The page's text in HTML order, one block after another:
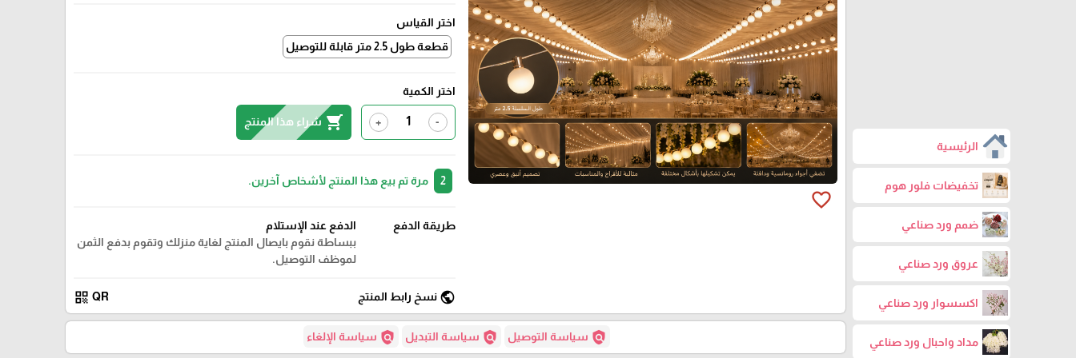
الرئيسية
تخفيضات فلور هوم
ضمم ورد صناعي
عروق ورد صناعي
اكسسوار ورد صناعي
مداد واحبال ورد صناعي
favorite_border
اختر القياس
قطعة طول 2.5 متر قابلة للتوصيل
اختر الكمية
-
+
shopping_cart شراء هذا المنتج
2 مرة تم بيع هذا المنتج لأشخاص آخرين.
طريقة الدفع
الدفع عند الإستلام
ببساطة نقوم بايصال المنتج لغاية منزلك وتقوم بدفع الثمن
لموظف التوصيل.
public نسخ رابط المنتج QR
qr_code
policy سياسة التوصيل policy سياسة التبديل policy سياسة الإلغاء